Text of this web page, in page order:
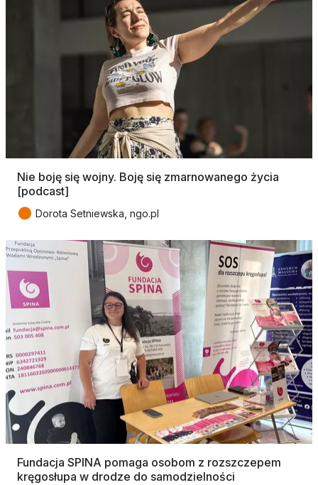
Nie boję się wojny. Boję się zmarnowanego życia
[podcast]
● Dorota Setniewska, ngo.pl
Fundacja SPINA pomaga osobom z rozszczepem
kręgosłupa w drodze do samodzielności